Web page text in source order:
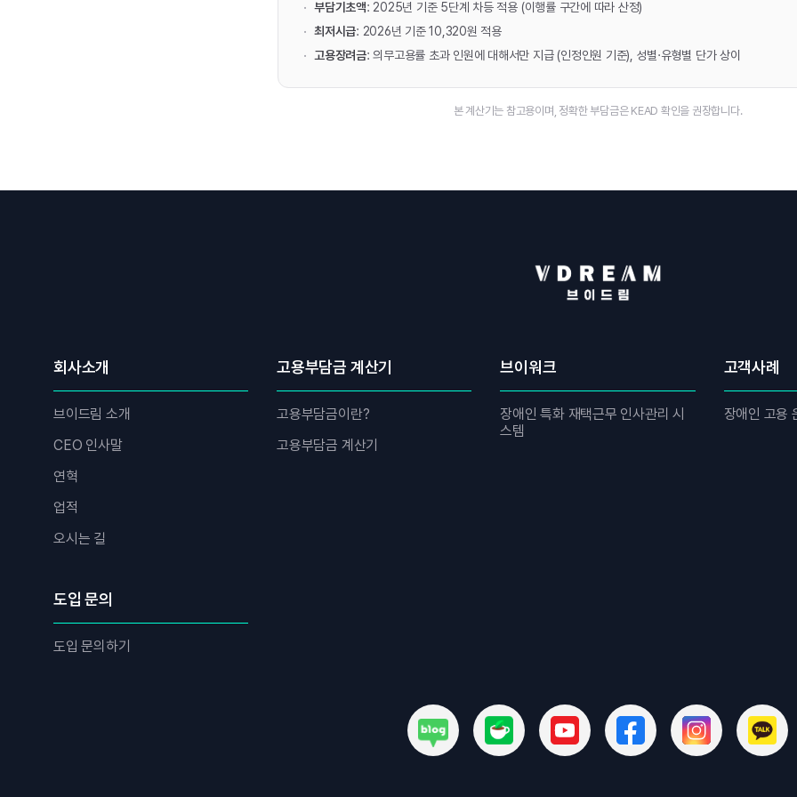
부담기초액: 2025년 기준 5단계 차등 적용 (이행률 구간에 따라 산정)
최저시급: 2026년 기준 10,320원 적용
고용장려금: 의무고용률 초과 인원에 대해서만 지급 (인정인원 기준), 성별·유형별 단가 상이
본 계산기는 참고용이며, 정확한 부담금은 KEAD 확인을 권장합니다.
회사소개
브이드림 소개
CEO 인사말
연혁
업적
오시는 길
고용부담금 계산기
고용부담금이란?
고용부담금 계산기
브이워크
장애인 특화 재택근무 인사관리 시
스템
고객사례
장애인 고용
도입 문의
도입 문의하기